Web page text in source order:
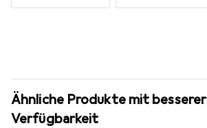
Ähnliche Produkte mit besserer
Verfügbarkeit